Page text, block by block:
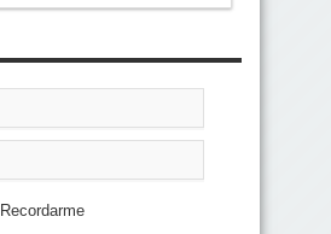
Recordarme